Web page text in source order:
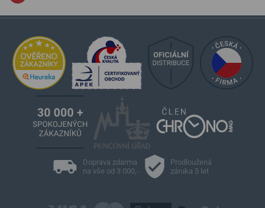
Doprava zdarma
na vše od 3 000,-
Prodloužená
záruka 5 let